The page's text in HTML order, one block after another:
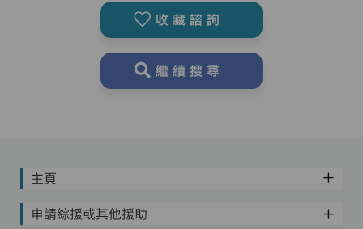
收藏諮詢
繼續搜尋
主頁
申請綜援或其他援助